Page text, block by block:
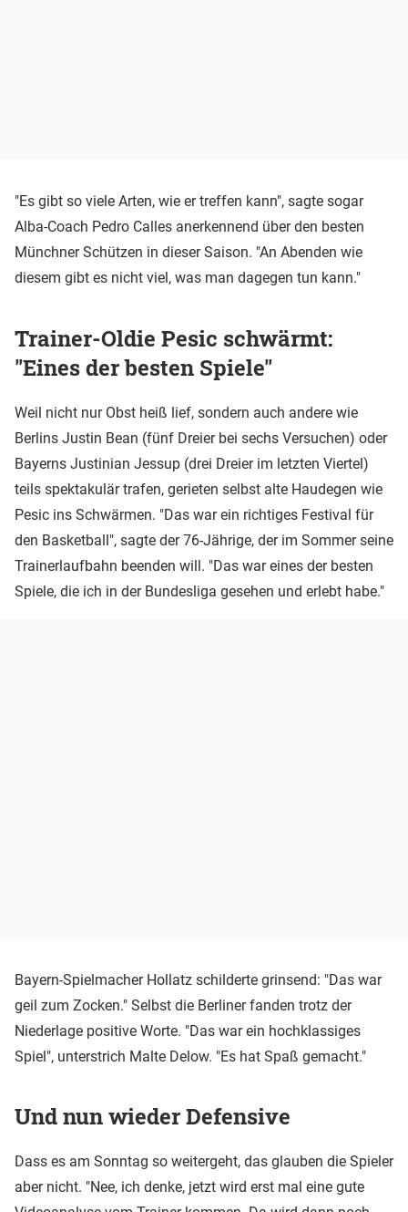
"Es gibt so viele Arten, wie er treffen kann", sagte sogar
Alba-Coach Pedro Calles anerkennend über den besten
Münchner Schützen in dieser Saison. "An Abenden wie
diesem gibt es nicht viel, was man dagegen tun kann."
Trainer-Oldie Pesic schwärmt:
"Eines der besten Spiele"
Weil nicht nur Obst heiß lief, sondern auch andere wie
Berlins Justin Bean (fünf Dreier bei sechs Versuchen) oder
Bayerns Justinian Jessup (drei Dreier im letzten Viertel)
teils spektakulär trafen, gerieten selbst alte Haudegen wie
Pesic ins Schwärmen. "Das war ein richtiges Festival für
den Basketball", sagte der 76-Jährige, der im Sommer seine
Trainerlaufbahn beenden will. "Das war eines der besten
Spiele, die ich in der Bundesliga gesehen und erlebt habe."
Bayern-Spielmacher Hollatz schilderte grinsend: "Das war
geil zum Zocken." Selbst die Berliner fanden trotz der
Niederlage positive Worte. "Das war ein hochklassiges
Spiel", unterstrich Malte Delow. "Es hat Spaß gemacht."
Und nun wieder Defensive
Dass es am Sonntag so weitergeht, das glauben die Spieler
aber nicht. "Nee, ich denke, jetzt wird erst mal eine gute